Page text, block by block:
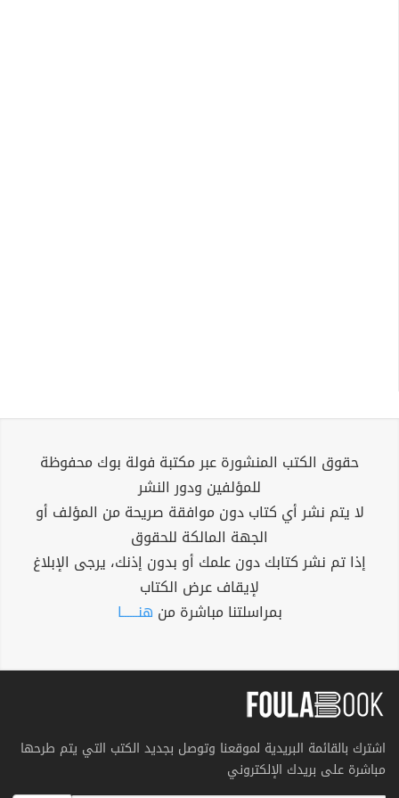
حقوق الكتب المنشورة عبر مكتبة فولة بوك محفوظة
للمؤلفين ودور النشر
لا يتم نشر أي كتاب دون موافقة صريحة من المؤلف أو
الجهة المالكة للحقوق
إذا تم نشر كتابك دون علمك أو بدون إذنك، يرجى الإبلاغ
لإيقاف عرض الكتاب
بمراسلتنا مباشرة من هنــــــا
اشترك بالقائمة البريدية لموقعنا وتوصل بجديد الكتب التي يتم طرحها
مباشرة على بريدك الإلكتروني